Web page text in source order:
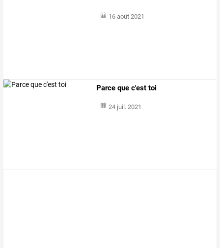
16 août 2021
Parce que c'est toi
24 juil. 2021